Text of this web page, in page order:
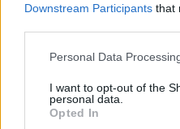
Downstream Participants that
Please note that this
not limited to your visit or
grant or deny consent to
use your data for below
Personal Data
I want to opt-out of the
personal data.
Opted In